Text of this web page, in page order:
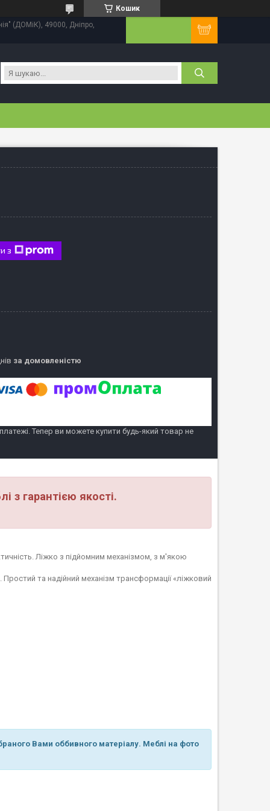
Кошик
(ДОМіК), 49000, Дніпро,
з
за домовленістю
Тепер ви можете купити будь-який товар не
з гарантією якості.
Ліжко з підйомним механізмом, з м'якою
та надійний механізм трансформації «ліжковий
Вами оббивного матеріалу. Меблі на фото